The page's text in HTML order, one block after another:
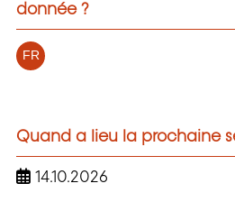
donnée ?
FR
Quand a lieu la prochaine
14.10.2026